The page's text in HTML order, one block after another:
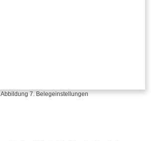
Abbildung 7. Belegeinstellungen